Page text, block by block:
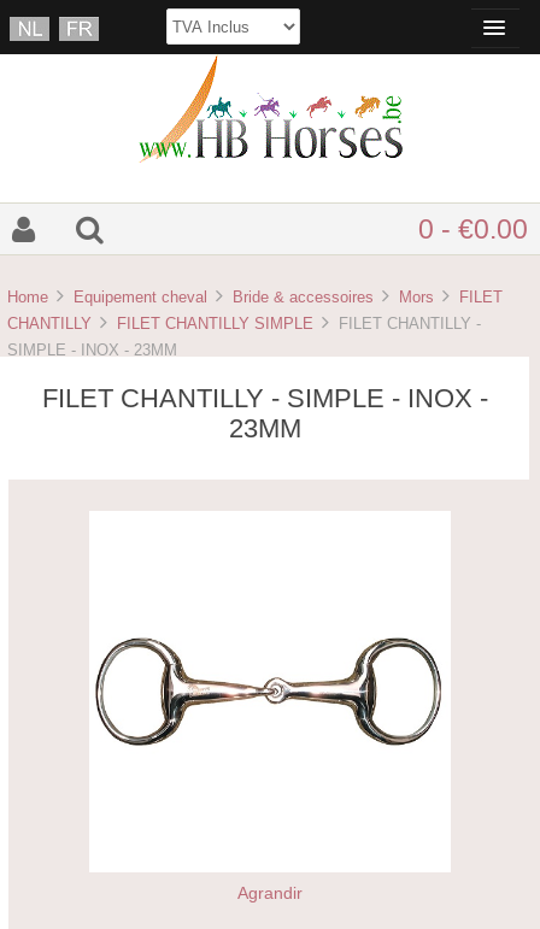
0 - €0.00
Home Equipement cheval Bride & accessoires Mors
FILET
CHANTILLY
FILET CHANTILLY SIMPLE
FILET CHANTILLY -
SIMPLE - INOX - 23MM
FILET CHANTILLY - SIMPLE - INOX -
23MM
Agrandir